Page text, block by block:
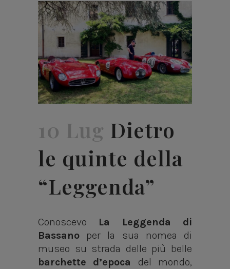
10 Lug Dietro
le quinte della
“Leggenda”
Conoscevo La Leggenda di
Bassano per la sua nomea di
museo su strada delle più belle
barchette d’epoca
del mondo,